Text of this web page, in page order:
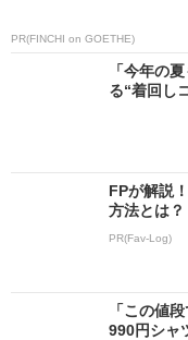
PR(FINCHI on GOETHE)
「今年の
る“着回し
FPが解説
方法とは？
PR(Fav-Log)
「この値
990円シャ